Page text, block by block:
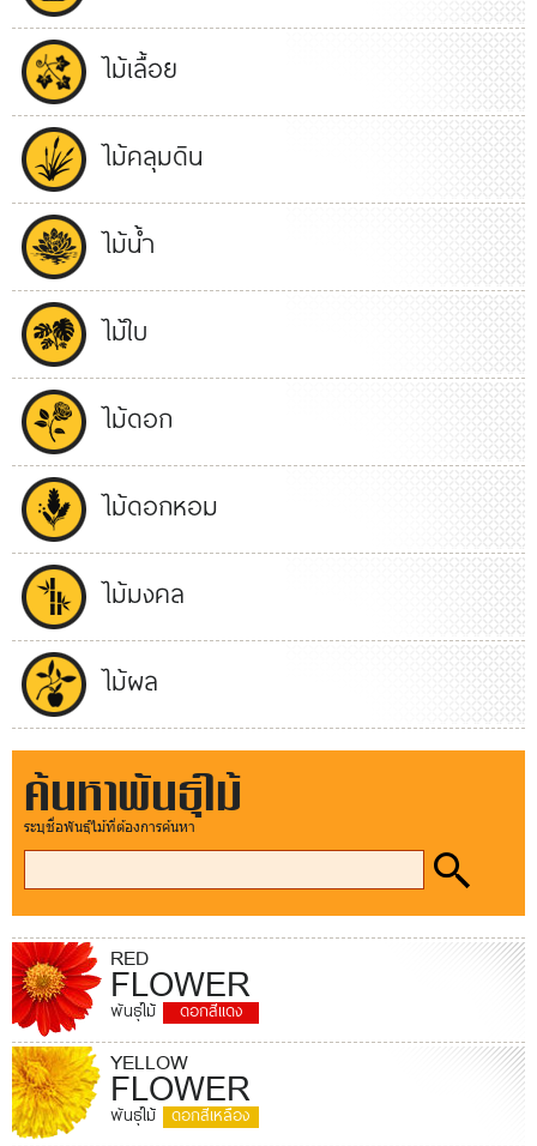
ไม้เลื้อย
ไม้คลุมดิน
ไม้น้ำ
ไม้ใบ
ไม้ดอก
ไม้ดอกหอม
ไม้มงคล
ไม้ผล
ค้นหาพันธุ์ไม้
ระบุชื่อพันธุ์ไม้ที่ต้องการค้นหา
RED
FLOWER
พันธุ์ไม้ ดอกสีแดง
YELLOW
FLOWER
พันธุ์ไม้ ดอกสีเหลือง